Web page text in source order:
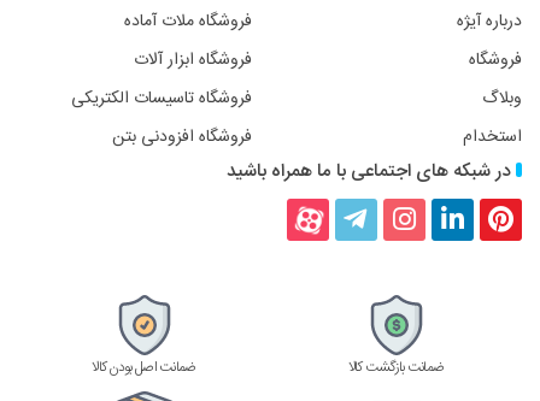
درباره آیژه
فروشگاه
وبلاگ
استخدام
فروشگاه ملات آماده
فروشگاه ابزار آلات
فروشگاه تاسیسات الکتریکی
فروشگاه افزودنی بتن
در شبکه های اجتماعی با ما همراه باشید
پینترستلینکدایناینستاگرام
تلگرام آپارات
ضمانت بازگشت کالا ضمانت اصل بودن کالا